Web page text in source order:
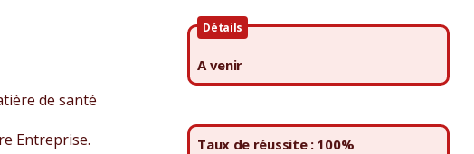
de santé
Entreprise.
Détails
A venir
Taux de réussite : 100%